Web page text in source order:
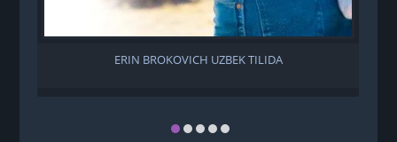
ERIN BROKOVICH UZBEK TILIDA